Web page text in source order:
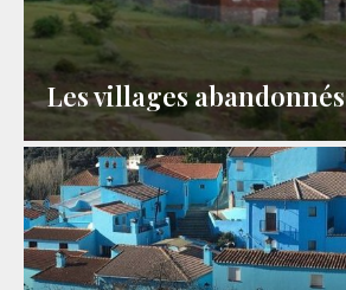
Les villages abandonnés